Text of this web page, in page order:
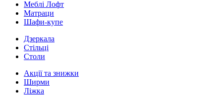
Меблі Лофт
Матраци
Шафи-купе
Дзеркала
Стільці
Столи
Акції та знижки
Ширми
Ліжка